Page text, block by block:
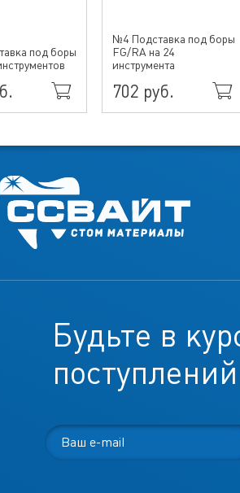
под боры
№4 Подставка под боры
FG/RA на 24
инструмента
702 руб.
Будьте в